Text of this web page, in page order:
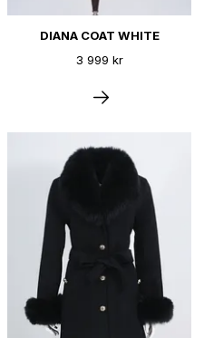
DIANA COAT WHITE
3 999 kr